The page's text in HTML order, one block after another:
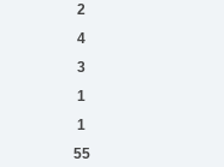
2
4
3
1
1
55